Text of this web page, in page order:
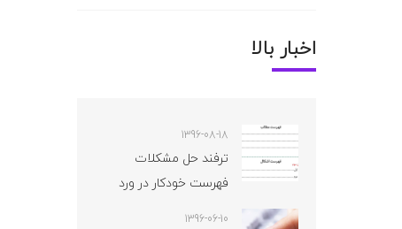
اخبار بالا
1396-08-18
ترفند حل مشکلات
فهرست خودکار در ورد
1396-06-10